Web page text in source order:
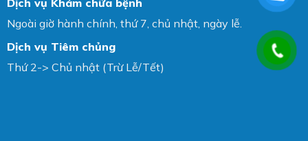
Dịch vụ Khám chữa bệnh
Ngoài giờ hành chính, thứ 7, chủ nhật, ngày lễ.
Dịch vụ Tiêm chủng
Thứ 2-> Chủ nhật (Trừ Lễ/Tết)